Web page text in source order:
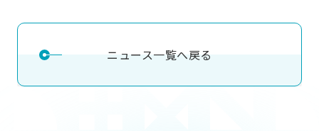
ニュース一覧へ戻る